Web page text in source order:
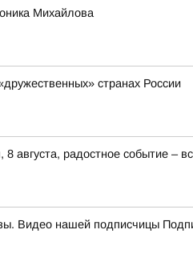
Михайлова
странах России
августа, радостное событие –
Видео нашей подписчицы